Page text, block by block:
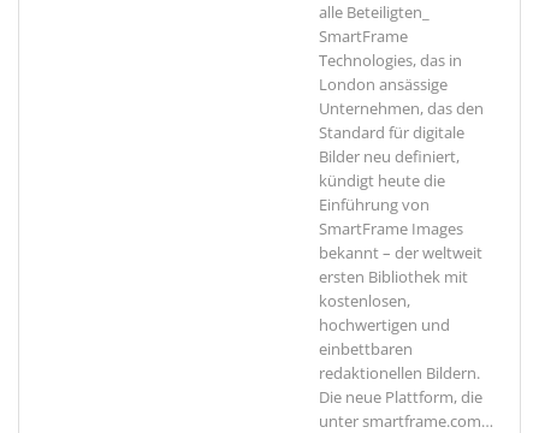
alle Beteiligten_
SmartFrame
Technologies, das in
London ansässige
Unternehmen, das den
Standard für digitale
Bilder neu definiert,
kündigt heute die
Einführung von
SmartFrame Images
bekannt – der weltweit
ersten Bibliothek mit
kostenlosen,
hochwertigen und
einbettbaren
redaktionellen Bildern.
Die neue Plattform, die
unter smartframe.com…